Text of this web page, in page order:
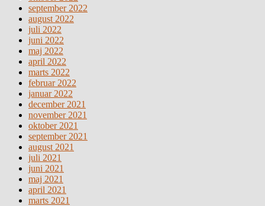
september 2022
august 2022
juli 2022
juni 2022
maj 2022
april 2022
marts 2022
februar 2022
januar 2022
december 2021
november 2021
oktober 2021
september 2021
august 2021
juli 2021
juni 2021
maj 2021
april 2021
marts 2021